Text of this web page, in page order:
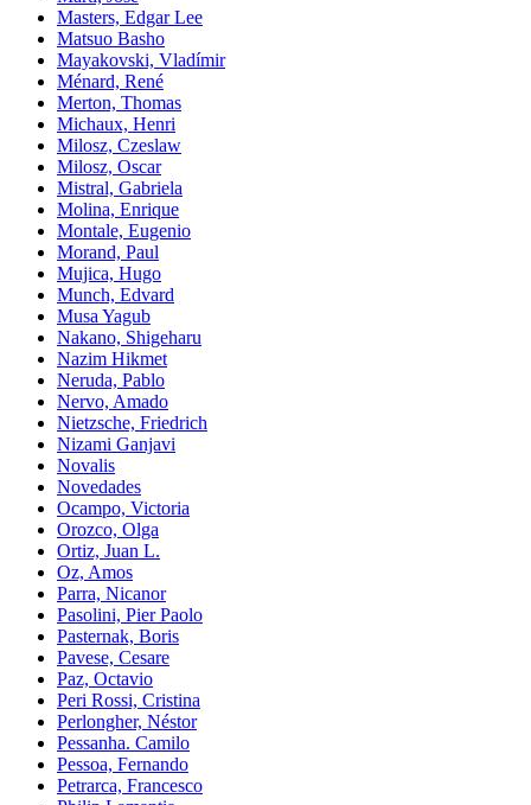
Masters, Edgar Lee
Matsuo Basho
Mayakovski, Vladímir
Ménard, René
Merton, Thomas
Michaux, Henri
Milosz, Czeslaw
Milosz, Oscar
Mistral, Gabriela
Molina, Enrique
Montale, Eugenio
Morand, Paul
Mujica, Hugo
Munch, Edvard
Musa Yagub
Nakano, Shigeharu
Nazim Hikmet
Neruda, Pablo
Nervo, Amado
Nietzsche, Friedrich
Nizami Ganjavi
Novalis
Novedades
Ocampo, Victoria
Orozco, Olga
Ortiz, Juan L.
Oz, Amos
Parra, Nicanor
Pasolini, Pier Paolo
Pasternak, Boris
Pavese, Cesare
Paz, Octavio
Peri Rossi, Cristina
Perlongher, Néstor
Pessanha. Camilo
Pessoa, Fernando
Petrarca, Francesco